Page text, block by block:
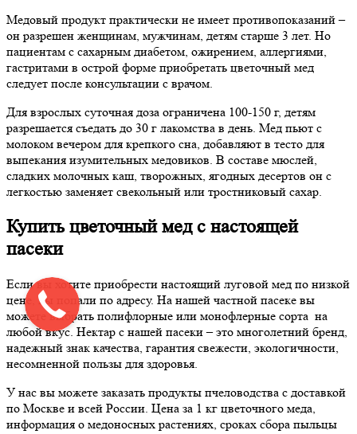
Медовый продукт практически не имеет противопоказаний –
он разрешен женщинам, мужчинам, детям старше 3 лет. Но
пациентам с сахарным диабетом, ожирением, аллергиями,
гастритами в острой форме приобретать цветочный мед
следует после консультации с врачом.
Для взрослых суточная доза ограничена 100-150 г, детям
разрешается съедать до 30 г лакомства в день. Мед пьют с
молоком вечером для крепкого сна, добавляют в тесто для
выпекания изумительных медовиков. В составе мюслей,
сладких молочных каш, творожных, ягодных десертов он с
легкостью заменяет свекольный или тростниковый сахар.
Купить цветочный мед с настоящей
пасеки
Если вы хотите приобрести настоящий луговой мед по низкой
цене, вы попали по адресу. На нашей частной пасеке вы
можете выбрать полифлорные или монофлерные сорта на
любой вкус. Нектар с нашей пасеки – это многолетний бренд,
надежный знак качества, гарантия свежести, экологичности,
несомненной пользы для здоровья.
У нас вы можете заказать продукты пчеловодства с доставкой
по Москве и всей России. Цена за 1 кг цветочного меда,
информация о медоносных растениях, сроках сбора пыльцы